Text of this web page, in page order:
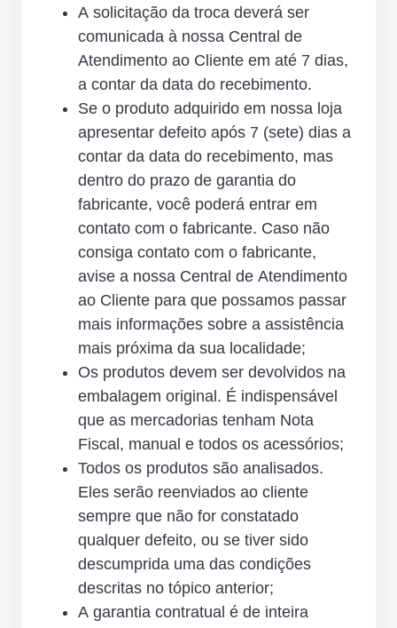
A solicitação da troca deverá ser
comunicada à nossa Central de
Atendimento ao Cliente em até 7 dias,
a contar da data do recebimento.
Se o produto adquirido em nossa loja
apresentar defeito após 7 (sete) dias a
contar da data do recebimento, mas
dentro do prazo de garantia do
fabricante, você poderá entrar em
contato com o fabricante. Caso não
consiga contato com o fabricante,
avise a nossa Central de Atendimento
ao Cliente para que possamos passar
mais informações sobre a assistência
mais próxima da sua localidade;
Os produtos devem ser devolvidos na
embalagem original. É indispensável
que as mercadorias tenham Nota
Fiscal, manual e todos os acessórios;
Todos os produtos são analisados.
Eles serão reenviados ao cliente
sempre que não for constatado
qualquer defeito, ou se tiver sido
descumprida uma das condições
descritas no tópico anterior;
A garantia contratual é de inteira